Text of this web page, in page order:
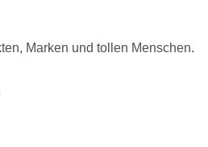
Marken und tollen Menschen.